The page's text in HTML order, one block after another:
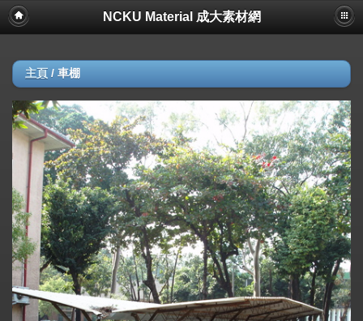
NCKU Material 成大素材網
主頁 / 車棚